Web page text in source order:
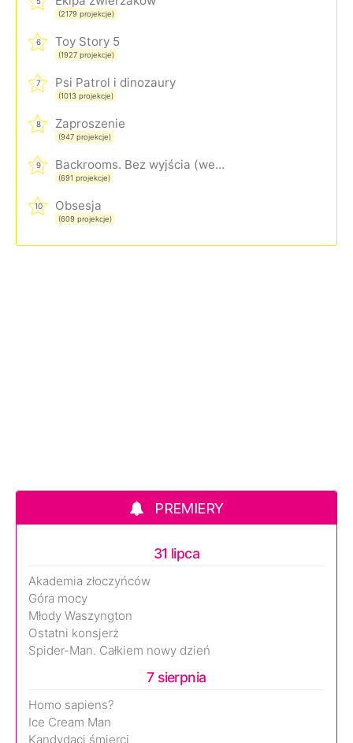
(2179 projekcje)
6 Toy Story 5
(1927 projekcje)
7 Psi Patrol i dinozaury
(1013 projekcje)
8 Zaproszenie
(947 projekcje)
9 Backrooms. Bez wyjścia (wersja rozszerzona)
(691 projekcje)
10 Obsesja
(609 projekcje)
PREMIERY
31 lipca
Akademia złoczyńców
Góra mocy
Młody Waszyngton
Ostatni konsjerż
Spider-Man. Całkiem nowy dzień
7 sierpnia
Homo sapiens?
Ice Cream Man
Kandydaci śmierci